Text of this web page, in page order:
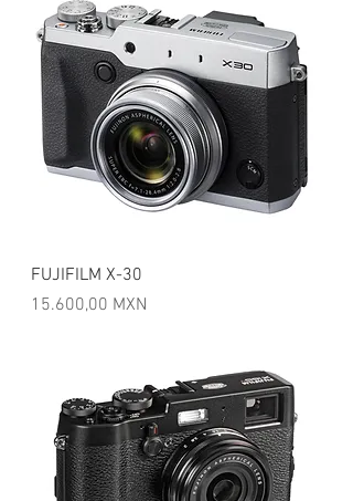
FUJIFILM X-30
Precio
15.600,00 MXN